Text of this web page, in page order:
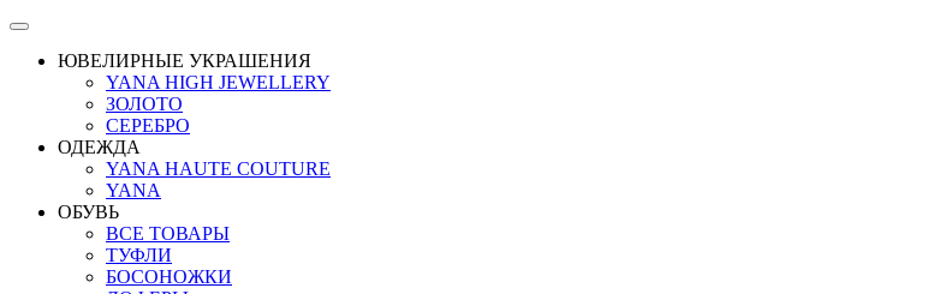
ЮВЕЛИРНЫЕ УКРАШЕНИЯ
YANA HIGH JEWELLERY
ЗОЛОТО
СЕРЕБРО
ОДЕЖДА
YANA HAUTE COUTURE
YANA
ОБУВЬ
ВСЕ ТОВАРЫ
ТУФЛИ
БОСОНОЖКИ